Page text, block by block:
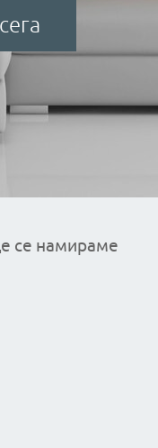
се намираме